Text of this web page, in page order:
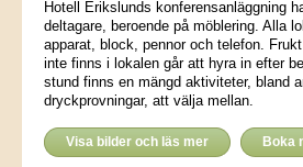
Hotell Erikslunds konferensanläggning
deltagare, beroende på möblering. Alla
apparat, block, pennor och telefon.
inte finns i lokalen går att hyra in efter
stund finns en mängd aktiviteter, bland
dryckprovningar, att välja mellan.
Visa bilder och läs mer Boka